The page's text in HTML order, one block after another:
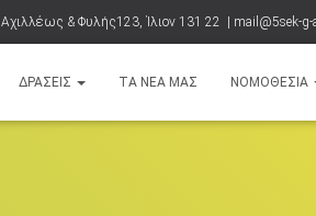
Αχιλλέως & Φυλής123, Ίλιον 131 22 | mail@5sek-
ΔΡΑΣΕΙΣ ΤΑ ΝΈΑ ΜΑΣ ΝΟΜΟΘΕΣΊΑ